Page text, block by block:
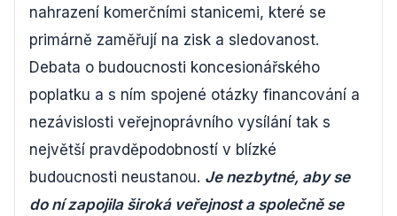
nahrazení komerčními stanicemi, které se
primárně zaměřují na zisk a sledovanost.
Debata o budoucnosti koncesionářského
poplatku a s ním spojené otázky financování a
nezávislosti veřejnoprávního vysílání tak s
největší pravděpodobností v blízké
budoucnosti neustanou. Je nezbytné, aby se
do ní zapojila široká veřejnost a společně se